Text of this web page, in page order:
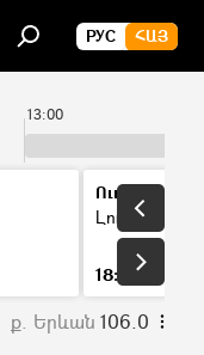
РУС ՀԱՅ
13:00
Ուղիղ եթեր
Լուրեր
18:00
ք. Երևան 106.0